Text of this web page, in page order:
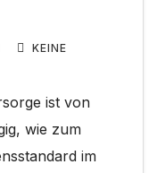
KEINE
ist von
wie zum
im